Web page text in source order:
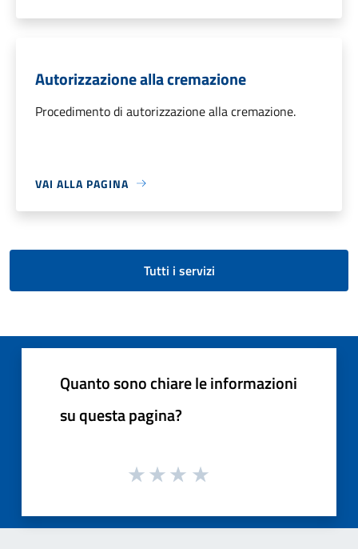
Autorizzazione alla cremazione
Procedimento di autorizzazione alla cremazione.
VAI ALLA PAGINA
Tutti i servizi
Quanto sono chiare le informazioni
su questa pagina?